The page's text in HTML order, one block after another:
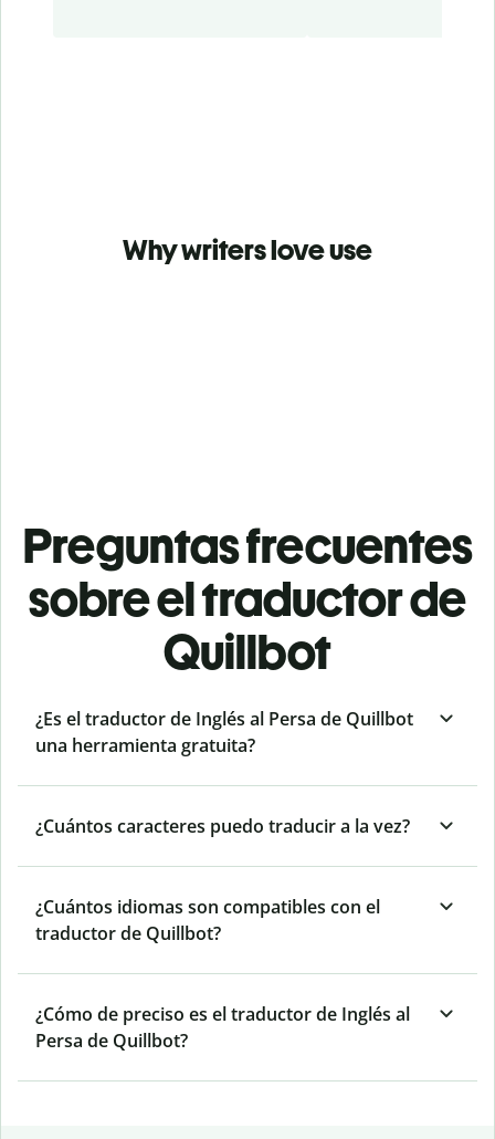
Why writers love use
Preguntas frecuentes
sobre el traductor de
Quillbot
¿Es el traductor de Inglés al Persa de Quillbot
una herramienta gratuita?
¿Cuántos caracteres puedo traducir a la vez?
¿Cuántos idiomas son compatibles con el
traductor de Quillbot?
¿Cómo de preciso es el traductor de Inglés al
Persa de Quillbot?